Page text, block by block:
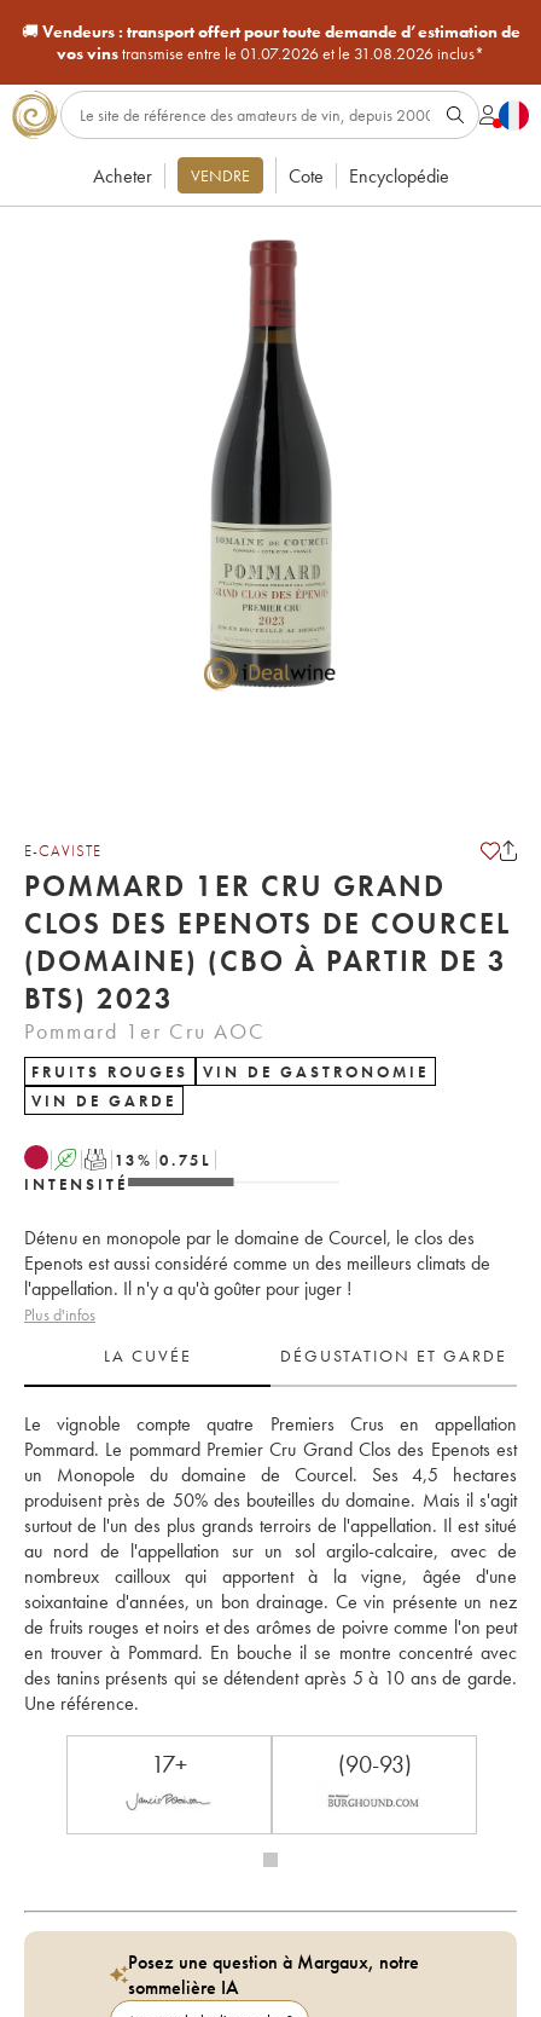
🚚Vendeurs : transport offert pour toute demande d’estimation de
vos vinstransmise entre le 01.07.2026 et le 31.08.2026 inclus*
Acheter VENDRE Cote Encyclopédie
E-CAVISTE
POMMARD 1ER CRU GRAND
CLOS DES EPENOTS DE COURCEL
(DOMAINE) (CBO À PARTIR DE 3
BTS) 2023
Pommard 1er Cru AOC
FRUITS ROUGES
VIN DE GASTRONOMIE
VIN DE GARDE
A T 13% 0.75 L
INTENSITÉ
Détenu en monopole par le domaine de Courcel, le clos des
Epenots est aussi considéré comme un des meilleurs climats de
l'appellation. Il n'y a qu'à goûter pour juger !
Plus d'infos
LA CUVÉE
DÉGUSTATION ET GARDE
Le vignoble compte quatre Premiers Crus en appellation
Pommard. Le pommard Premier Cru Grand Clos des Epenots est
un Monopole du domaine de Courcel. Ses 4,5 hectares
produisent près de 50% des bouteilles du domaine. Mais il s'agit
surtout de l'un des plus grands terroirs de l'appellation. Il est situé
au nord de l'appellation sur un sol argilo-calcaire, avec de
nombreux cailloux qui apportent à la vigne, âgée d'une
soixantaine d'années, un bon drainage. Ce vin présente un nez
de fruits rouges et noirs et des arômes de poivre comme l'on peut
en trouver à Pommard. En bouche il se montre concentré avec
des tanins présents qui se détendent après 5 à 10 ans de garde.
Une référence.
17+ (90-93)
Posez une question à Margaux, notre
sommelière IA